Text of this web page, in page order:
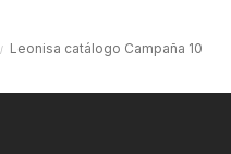
Leonisa catálogo Campaña 10